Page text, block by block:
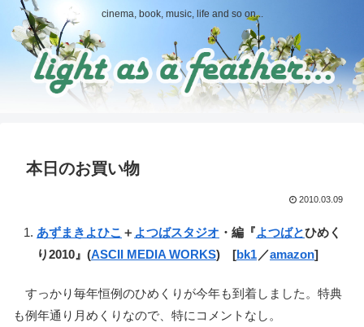
cinema, book, music, life and so on...
本日のお買い物
2010.03.09
あずまきよひこ ＋ よつばスタジオ ・編『よつばとひめく
り2010』(ASCII MEDIA WORKS) [bk1 ／amazon]
すっかり毎年恒例のひめくりが今年も到着しました。特典
も例年通り月めくりなので、特にコメントなし。